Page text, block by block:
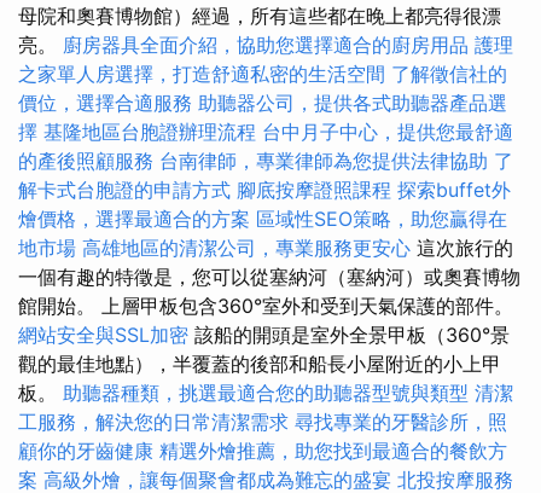
母院和奧賽博物館）經過，所有這些都在晚上都亮得很漂
亮。 廚房器具全面介紹，協助您選擇適合的廚房用品 護理
之家單人房選擇，打造舒適私密的生活空間 了解徵信社的
價位，選擇合適服務 助聽器公司，提供各式助聽器產品選
擇 基隆地區台胞證辦理流程 台中月子中心，提供您最舒適
的產後照顧服務 台南律師，專業律師為您提供法律協助 了
解卡式台胞證的申請方式 腳底按摩證照課程 探索buffet外
燴價格，選擇最適合的方案 區域性SEO策略，助您贏得在
地市場 高雄地區的清潔公司，專業服務更安心 這次旅行的
一個有趣的特徵是，您可以從塞納河（塞納河）或奧賽博物
館開始。 上層甲板包含360°室外和受到天氣保護的部件。
網站安全與SSL加密 該船的開頭是室外全景甲板（360°景
觀的最佳地點），半覆蓋的後部和船長小屋附近的小上甲
板。 助聽器種類，挑選最適合您的助聽器型號與類型 清潔
工服務，解決您的日常清潔需求 尋找專業的牙醫診所，照
顧你的牙齒健康 精選外燴推薦，助您找到最適合的餐飲方
案 高級外燴，讓每個聚會都成為難忘的盛宴 北投按摩服務